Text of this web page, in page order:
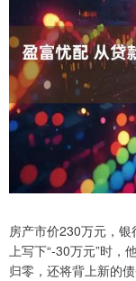
房产市价230万元，
上写下“-30万元”时，
归零，还将背上新的债